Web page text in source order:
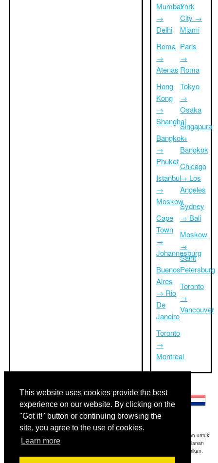
This website uses cookies provide the best
experience on our website. By clicking on the
"Got it!" button or continuing browsing the
site, you agree to the use of cookies.
Learn more
Mumbai
→
Delhi
Roma
→
Atenas
Hong
Kong
→
Shanghai
Bangkok
→
Phuket
Istanbul
→
Moskow
Cape
Town
→
Johannesburg
Buenos
Aires
→ Rio
De
Janeiro
Toronto
→
Montreal
York
City →
Miami
Paris
→
Roma
Tokyo
→
Osaka
Singapura
→
Bangkok
Chicago
→ Los
Angeles
Sydney
→ Bali
Moskow
→
Saint
Petersburg
Toronto
→
Vancouver
Disclaimer: Informasi yang ditampilkan di situs ini adalah perkiraan terbaik kami dan untuk
referensi Anda saja.Triptimeto.com tidak bertanggung jawab untuk setiap perjalanan
keterlambatan dan / atau kerusakan akibat dihasilkan dari informasi yang diberikan.